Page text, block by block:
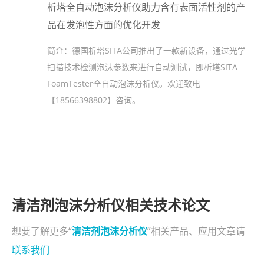
析塔全自动泡沫分析仪助力含有表面活性剂的产
品在发泡性方面的优化开发
简介： 德国析塔SITA公司推出了一款新设备，通过光学
扫描技术检测泡沫参数来进行自动测试，即析塔SITA
FoamTester全自动泡沫分析仪。欢迎致电
【18566398802】咨询。
清洁剂泡沫分析仪相关技术论文
想要了解更多“清洁剂泡沫分析仪”相关产品、应用文章请
联系我们